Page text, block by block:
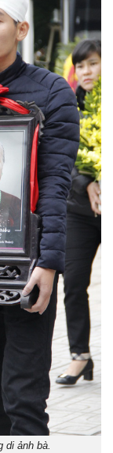
di ảnh bà.